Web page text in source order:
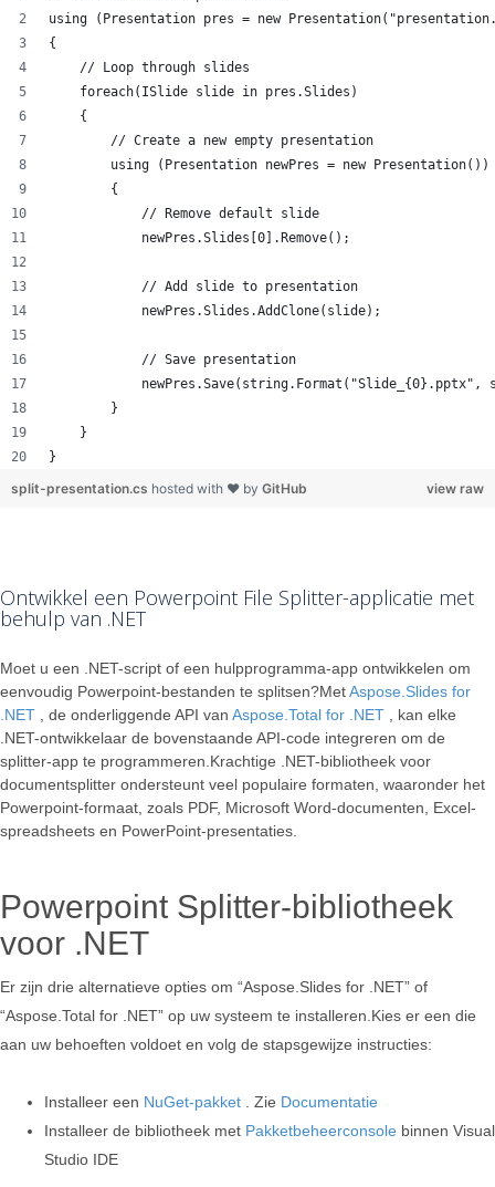
using (Presentation pres = new
{
    // Loop through slides
    foreach(ISlide slide in pres.Slides)
    {
        // Create a new empty presentation
        using (Presentation newPres = new Presentation())
        {
            // Remove default slide
            newPres.Slides[0].Remove();
            // Add slide to presentation
            newPres.Slides.AddClone(slide);
            // Save presentation
newPres.Save(string.Format("Slide_{0}.pptx",
        }
    }
}
view raw
split-presentation.cs hosted with ❤ by GitHub
Ontwikkel een Powerpoint File Splitter-applicatie met
behulp van .NET
Moet u een .NET-script of een hulpprogramma-app ontwikkelen om
eenvoudig Powerpoint-bestanden te splitsen?MetAspose.Slides for
.NET , de onderliggende API van Aspose.Total for .NET , kan elke
.NET-ontwikkelaar de bovenstaande API-code integreren om de
splitter-app te programmeren.Krachtige .NET-bibliotheek voor
documentsplitter ondersteunt veel populaire formaten, waaronder het
Powerpoint-formaat, zoals PDF, Microsoft Word-documenten, Excel-
spreadsheets en PowerPoint-presentaties.
Powerpoint Splitter-bibliotheek
voor .NET
Er zijn drie alternatieve opties om “Aspose.Slides for .NET” of
“Aspose.Total for .NET” op uw systeem te installeren.Kies er een die
aan uw behoeften voldoet en volg de stapsgewijze instructies:
Installeer een NuGet-pakket . Zie Documentatie
Installeer de bibliotheek met Pakketbeheerconsole binnen Visual
Studio IDE